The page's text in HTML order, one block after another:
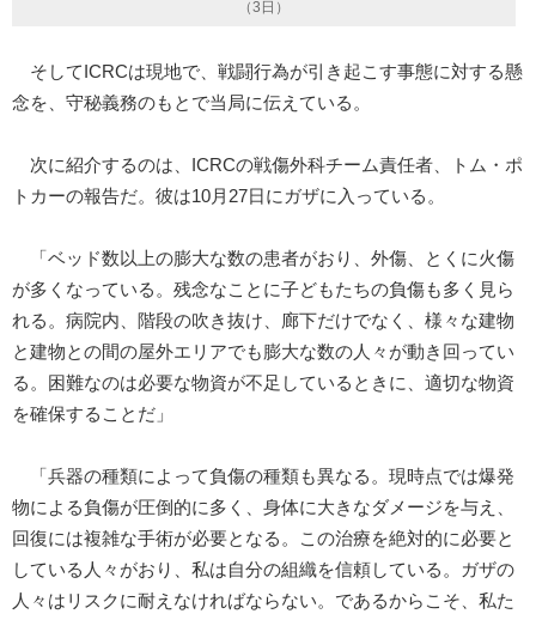
（3日）
そしてICRCは現地で、戦闘行為が引き起こす事態に対する懸
念を、守秘義務のもとで当局に伝えている。
次に紹介するのは、ICRCの戦傷外科チーム責任者、トム・ポ
トカーの報告だ。彼は10月27日にガザに入っている。
「ベッド数以上の膨大な数の患者がおり、外傷、とくに火傷
が多くなっている。残念なことに子どもたちの負傷も多く見ら
れる。病院内、階段の吹き抜け、廊下だけでなく、様々な建物
と建物との間の屋外エリアでも膨大な数の人々が動き回ってい
る。困難なのは必要な物資が不足しているときに、適切な物資
を確保することだ」
「兵器の種類によって負傷の種類も異なる。現時点では爆発
物による負傷が圧倒的に多く、身体に大きなダメージを与え、
回復には複雑な手術が必要となる。この治療を絶対的に必要と
している人々がおり、私は自分の組織を信頼している。ガザの
人々はリスクに耐えなければならない。であるからこそ、私た